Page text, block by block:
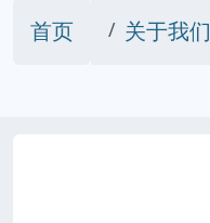
首页 关于我们